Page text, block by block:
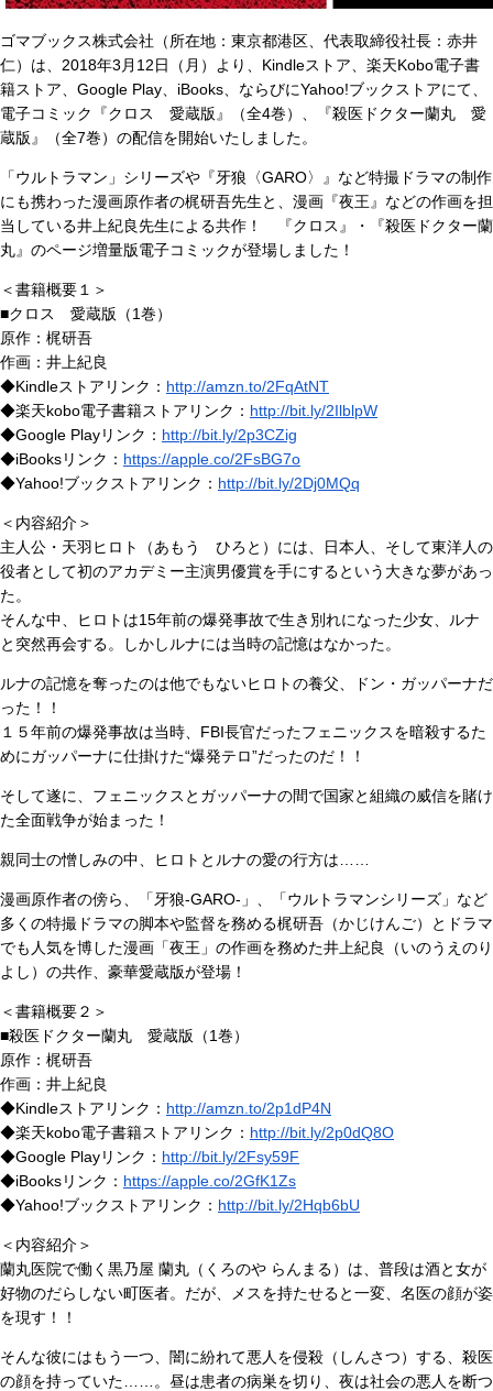
ゴマブックス株式会社（所在地：東京都港区、代表取締役社長：赤井
仁）は、2018年3月12日（月）より、Kindleストア、楽天Kobo電子書
籍ストア、Google Play、iBooks、ならびにYahoo!ブックストアにて、
電子コミック『クロス 愛蔵版』（全4巻）、『殺医ドクター蘭丸 愛
蔵版』（全7巻）の配信を開始いたしました。
「ウルトラマン」シリーズや『牙狼〈GARO〉』など特撮ドラマの制作
にも携わった漫画原作者の梶研吾先生と、漫画『夜王』などの作画を担
当している井上紀良先生による共作！ 『クロス』・『殺医ドクター蘭
丸』のページ増量版電子コミックが登場しました！
＜書籍概要１＞
■クロス 愛蔵版（1巻）
原作：梶研吾
作画：井上紀良
◆Kindleストアリンク： http://amzn.to/2FqAtNT
◆楽天kobo電子書籍ストアリンク： http://bit.ly/2IlblpW
◆Google Playリンク： http://bit.ly/2p3CZig
◆iBooksリンク： https://apple.co/2FsBG7o
◆Yahoo!ブックストアリンク： http://bit.ly/2Dj0MQq
＜内容紹介＞
主人公・天羽ヒロト（あもう ひろと）には、日本人、そして東洋人の
役者として初のアカデミー主演男優賞を手にするという大きな夢があっ
た。
そんな中、ヒロトは15年前の爆発事故で生き別れになった少女、ルナ
と突然再会する。しかしルナには当時の記憶はなかった。
ルナの記憶を奪ったのは他でもないヒロトの養父、ドン・ガッパーナだ
った！！
１５年前の爆発事故は当時、FBI長官だったフェニックスを暗殺するた
めにガッパーナに仕掛けた“爆発テロ”だったのだ！！
そして遂に、フェニックスとガッパーナの間で国家と組織の威信を賭け
た全面戦争が始まった！
親同士の憎しみの中、ヒロトとルナの愛の行方は……
漫画原作者の傍ら、「牙狼-GARO-」、「ウルトラマンシリーズ」など
多くの特撮ドラマの脚本や監督を務める梶研吾（かじけんご）とドラマ
でも人気を博した漫画「夜王」の作画を務めた井上紀良（いのうえのり
よし）の共作、豪華愛蔵版が登場！
＜書籍概要２＞
■殺医ドクター蘭丸 愛蔵版（1巻）
原作：梶研吾
作画：井上紀良
◆Kindleストアリンク： http://amzn.to/2p1dP4N
◆楽天kobo電子書籍ストアリンク： http://bit.ly/2p0dQ8O
◆Google Playリンク： http://bit.ly/2Fsy59F
◆iBooksリンク： https://apple.co/2GfK1Zs
◆Yahoo!ブックストアリンク： http://bit.ly/2Hqb6bU
＜内容紹介＞
蘭丸医院で働く黒乃屋 蘭丸（くろのや らんまる）は、普段は酒と女が
好物のだらしない町医者。だが、メスを持たせると一変、名医の顔が姿
を現す！！
そんな彼にはもう一つ、闇に紛れて悪人を侵殺（しんさつ）する、殺医
の顔を持っていた……。昼は患者の病巣を切り、夜は社会の悪人を断つ